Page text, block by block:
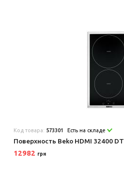
Код товара: 573301 Есть на складе
Поверхность Beko HDMI 32400 DT
12982 грн